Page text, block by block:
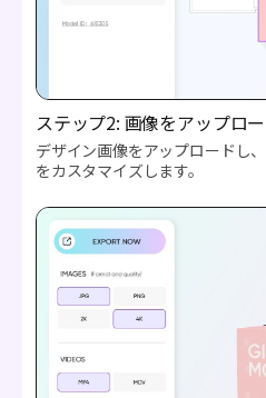
ステップ2: 画像をアップロ
デザイン画像をアップロードし
をカスタマイズします。